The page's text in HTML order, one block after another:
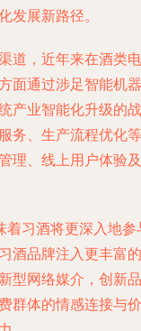
发展新路径。
道，近年来在酒类电
面通过涉足智能机器
产业智能化升级的战
务、生产流程优化等
理、线上用户体验及
着习酒将更深入地参
酒品牌注入更丰富的
型网络媒介，创新品
群体的情感连接与价